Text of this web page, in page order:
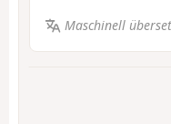
Maschinell